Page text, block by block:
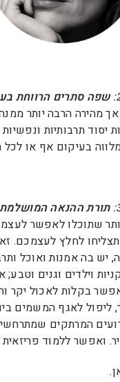
שפה סתרים הרווחת
מהירה הרבה יותר
יסוד תרבותיות
בעיקום אף או
תורת ההנאה המושלמת
שתוכלו לאפשר
לחלץ לעצמכם.
יש בה אמנות ואוכל
וילדים וגנים
בקלות לאכול יקר
ליפול לאגף המשמים
המרתקים
ואפשר ללמוד